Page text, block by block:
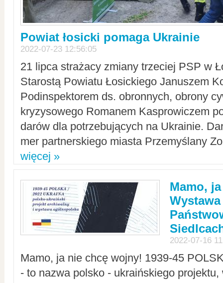
Powiat łosicki pomaga Ukrainie
2022-07-23 12:56:05
21 lipca strażacy zmiany trzeciej PSP w
Starostą Powiatu Łosickiego Januszem
Podinspektorem ds. obronnych, obrony
kryzysowego Romanem Kasprowiczem
darów dla potrzebujących na Ukrainie.
mer partnerskiego miasta Przemyślany
więcej »
Mamo,
2022-07-16
Mamo, ja nie chcę wojny! 1939-45
- to nazwa polsko - ukraińskiego